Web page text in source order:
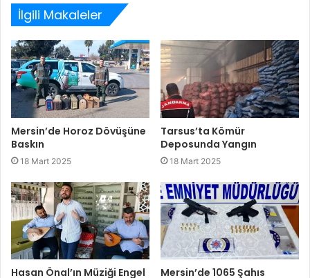
İlgili Makaleler
Mersin’de Horoz Dövüşüne
Baskın
18 Mart 2025
Tarsus’ta Kömür
Deposunda Yangın
18 Mart 2025
Hasan Önal’ın Müziği Engel Mersin’de 1065 Şahıs